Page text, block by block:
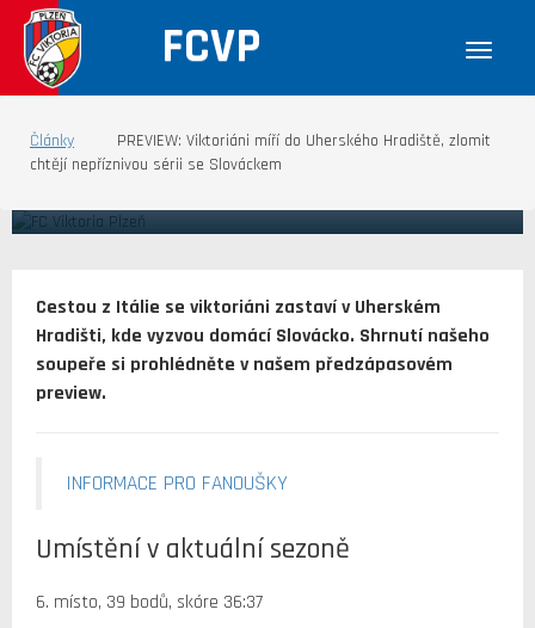
FCVP
Články
PREVIEW: Viktoriáni míří do Uherského Hradiště, zlomit
chtějí nepříznivou sérii se Slováckem
PREVIEW: VIKTORIÁNI MÍŘÍ DO
UHERSKÉHO HRADIŠTĚ, ZLOMIT CHTĚJÍ
Cestou z Itálie se viktoriáni zastaví v Uherském
Hradišti, kde vyzvou domácí Slovácko. Shrnutí našeho
soupeře si prohlédněte v našem předzápasovém
preview.
INFORMACE PRO FANOUŠKY
Umístění v aktuální sezoně
6. místo, 39 bodů, skóre 36:37